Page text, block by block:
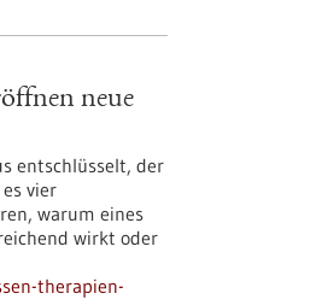
neue
entschlüsselt, der
vier
warum eines
wirkt oder
therapien-